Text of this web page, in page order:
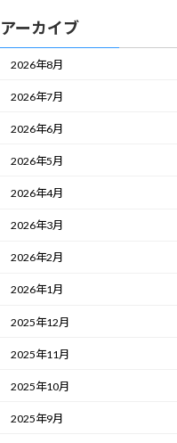
アーカイブ
2026年8月
2026年7月
2026年6月
2026年5月
2026年4月
2026年3月
2026年2月
2026年1月
2025年12月
2025年11月
2025年10月
2025年9月